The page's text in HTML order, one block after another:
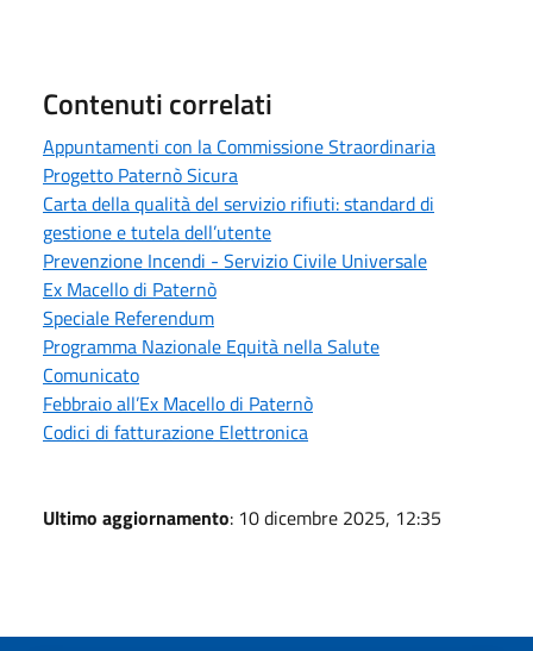
Contenuti correlati
Appuntamenti con la Commissione Straordinaria
Progetto Paternò Sicura
Carta della qualità del servizio rifiuti: standard di
gestione e tutela dell’utente
Prevenzione Incendi - Servizio Civile Universale
Ex Macello di Paternò
Speciale Referendum
Programma Nazionale Equità nella Salute
Comunicato
Febbraio all’Ex Macello di Paternò
Codici di fatturazione Elettronica
Ultimo aggiornamento: 10 dicembre 2025, 12:35